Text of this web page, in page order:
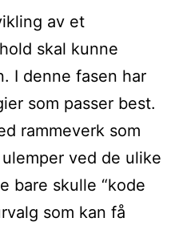
av et
skal kunne
I denne fasen har
som passer best.
rammeverk som
ved de ulike
bare skulle “kode
som kan få